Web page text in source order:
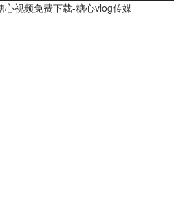
视频免费下载-糖心vlog传媒